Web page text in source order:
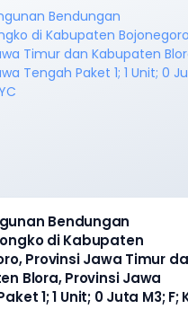
Bendungan
di Kabupaten
Provinsi Jawa Timur
Blora, Provinsi Jawa
1; 1 Unit; 0 Juta M3; F;